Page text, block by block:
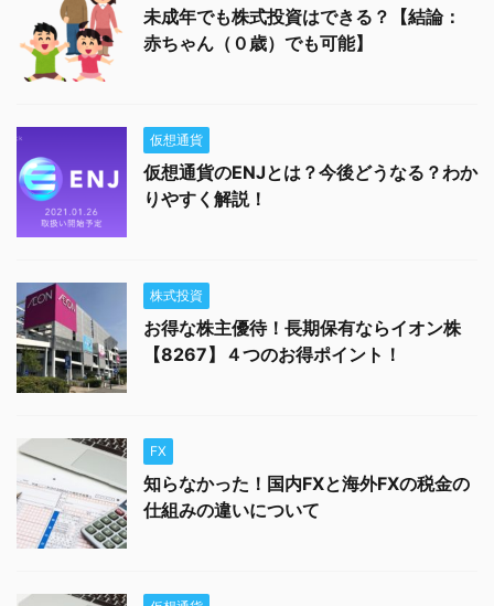
未成年でも株式投資はできる？【結論：
赤ちゃん（０歳）でも可能】
仮想通貨
仮想通貨のENJとは？今後どうなる？わか
りやすく解説！
株式投資
お得な株主優待！長期保有ならイオン株
【8267】４つのお得ポイント！
FX
知らなかった！国内FXと海外FXの税金の
仕組みの違いについて